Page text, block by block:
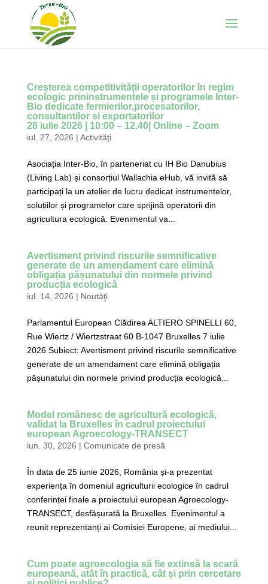
Creșterea competitivității operatorilor în regim
ecologic prininstrumentele și programele Inter-
Bio dedicate fermierilor,procesatorilor,
consultantilor si exportatorilor
28 iulie 2026 | 10:00 – 12.40| Online – Zoom
iul. 27, 2026 | Activități
Asociația Inter-Bio, în parteneriat cu IH Bio Danubius
(Living Lab) și consorțiul Wallachia eHub, vă invită să
participați la un atelier de lucru dedicat instrumentelor,
soluțiilor și programelor care sprijină operatorii din
agricultura ecologică. Evenimentul va...
Avertisment privind riscurile semnificative
generate de un amendament care elimină
obligația pășunatului din normele privind
producția ecologică
iul. 14, 2026 | Noutăţi
Parlamentul European Clădirea ALTIERO SPINELLI 60,
Rue Wiertz / Wiertzstraat 60 B-1047 Bruxelles 7 iulie
2026 Subiect: Avertisment privind riscurile semnificative
generate de un amendament care elimină obligația
pășunatului din normele privind producția ecologică...
Model românesc de agricultură ecologică,
validat la Bruxelles în cadrul proiectului
european Agroecology-TRANSECT
iun. 30, 2026 | Comunicate de presă
În data de 25 iunie 2026, România și-a prezentat
experiența în domeniul agriculturii ecologice în cadrul
conferinței finale a proiectului european Agroecology-
TRANSECT, desfășurată la Bruxelles. Evenimentul a
reunit reprezentanți ai Comisiei Europene, ai mediului...
Cum poate agroecologia să fie extinsă la scară
europeană, atât în practică, cât și prin cercetare